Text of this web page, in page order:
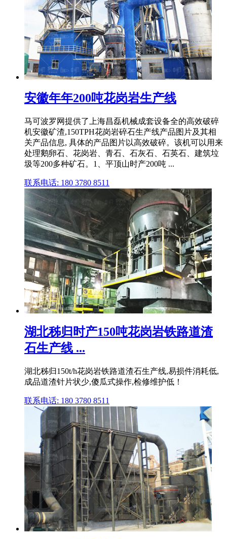
安徽年年200吨花岗岩生产线
马可波罗网提供了上海昌磊机械成套设备全的高效破碎
机安徽矿渣,150TPH花岗岩碎石生产线产品图片及其相
关产品信息, 具体的产品图片以高效破碎。该机可以用来
处理鹅卵石、花岗岩、青石、石灰石、石英石、建筑垃
圾等200多种矿石。1、平顶山时产200吨 ...
联系电话: 180 3780 8511
湖北秭归时产150吨花岗岩铁路道渣
石生产线 ...
湖北秭归150t/h花岗岩铁路道渣石生产线,易损件消耗低,
成品道渣针片状少,傻瓜式操作,检修维护低！
联系电话: 180 3780 8511